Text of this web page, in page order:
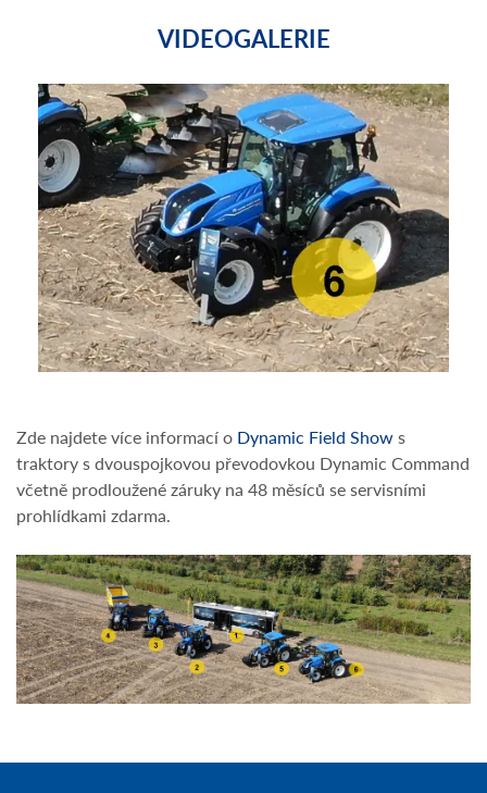
VIDEOGALERIE
Zde najdete více informací o Dynamic Field Shows
traktory s dvouspojkovou převodovkou Dynamic Command
včetně prodloužené záruky na 48 měsíců se servisními
prohlídkami zdarma.